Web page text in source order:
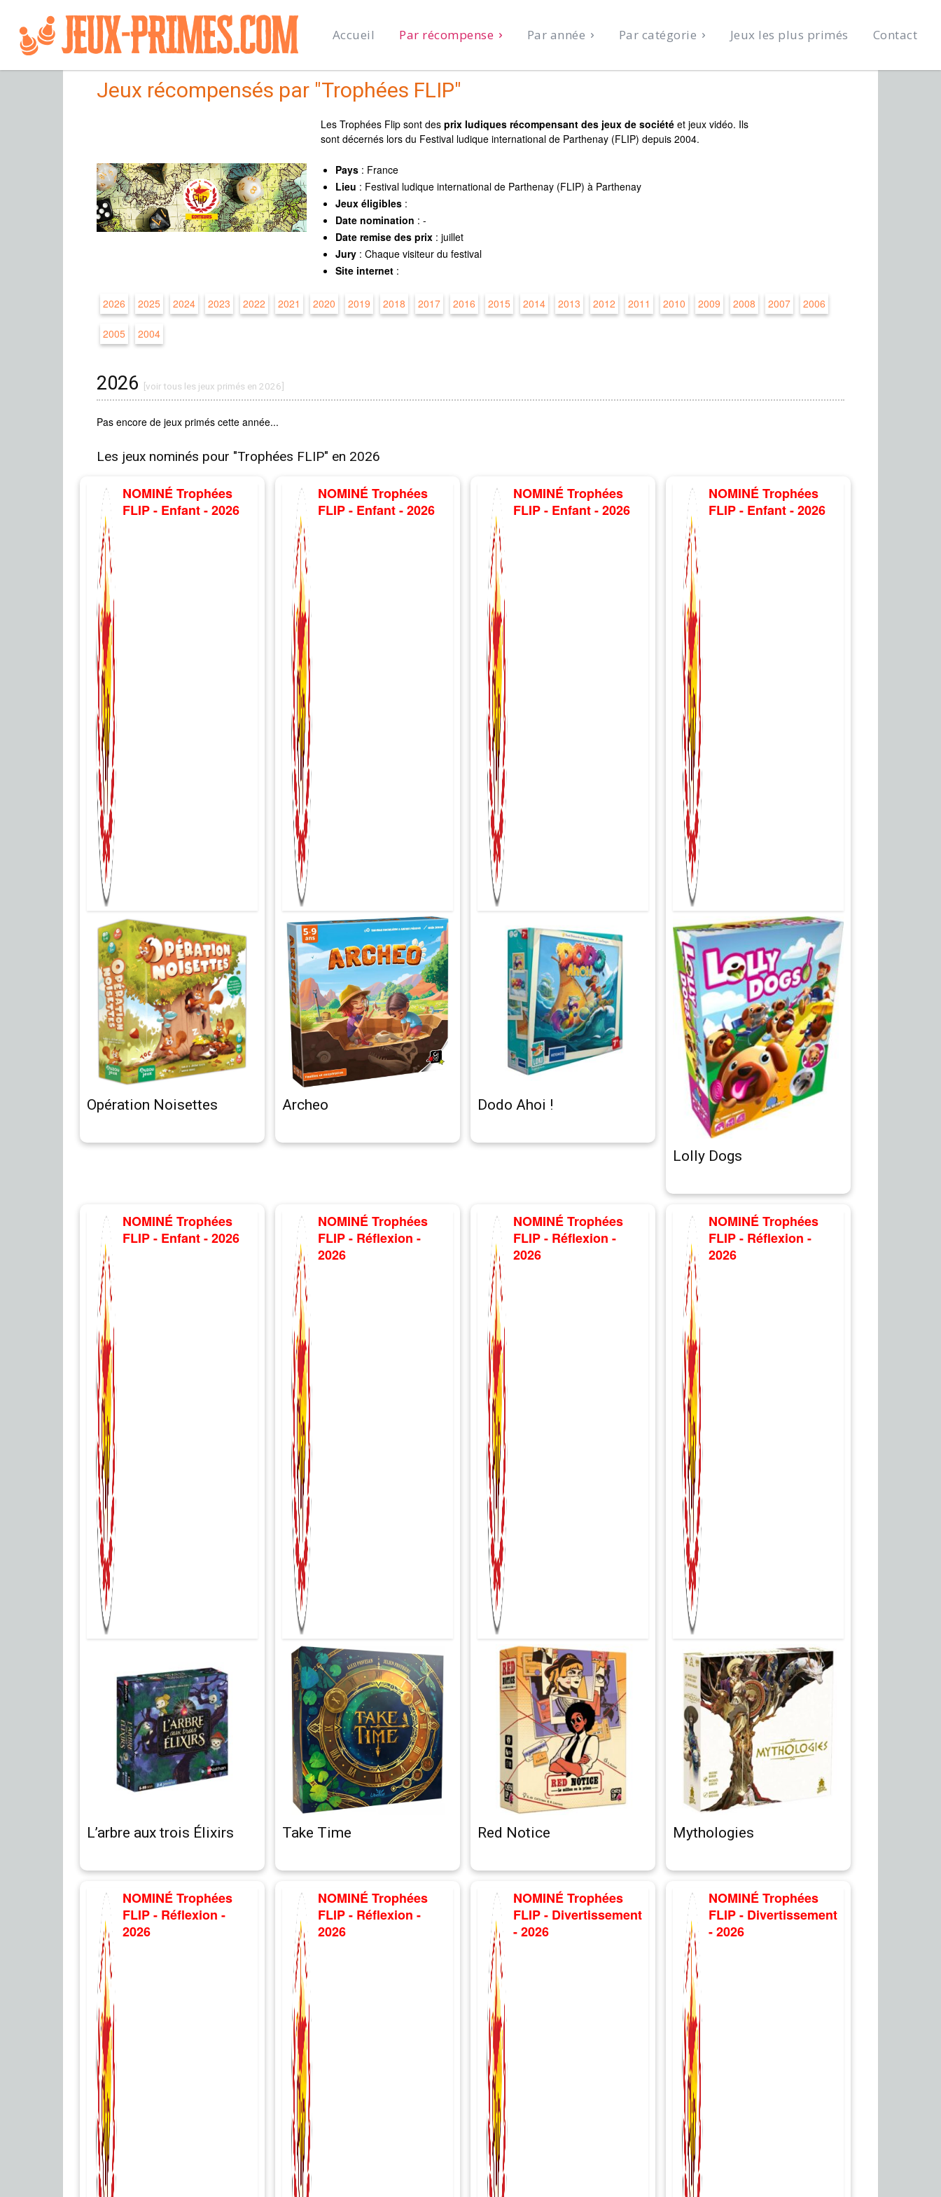
Accueil Par récompense Par année Par catégorie Jeux les plus primés Contact
Jeux récompensés par "Trophées FLIP"
Les Trophées Flip sont desprix ludiques récompensant des jeux de société et jeux vidéo. Ils
sont décernés lors du Festival ludique international de Parthenay (FLIP) depuis 2004.
Pays : France
Lieu : Festival ludique international de Parthenay (FLIP) à Parthenay
Jeux éligibles :
Date nomination : -
Date remise des prix : juillet
Jury : Chaque visiteur du festival
Site internet :
2026 2025 2024 2023 2022 2021 2020 2019 2018 2017 2016 2015 2014 2013 2012 2011 2010 2009 2008 2007 2006
2005 2004
2026 [voir tous les jeux primés en 2026]
Pas encore de jeux primés cette année...
Les jeux nominés pour "Trophées FLIP" en 2026
NOMINÉ Trophées
FLIP - Enfant - 2026
Opération Noisettes
NOMINÉ Trophées
FLIP - Enfant - 2026
Archeo
NOMINÉ Trophées
FLIP - Enfant - 2026
Dodo Ahoi !
NOMINÉ Trophées
FLIP - Enfant - 2026
Lolly Dogs
NOMINÉ Trophées
FLIP - Enfant - 2026
L’arbre aux trois Élixirs
NOMINÉ Trophées
FLIP - Réflexion -
2026
Take Time
NOMINÉ Trophées
FLIP - Réflexion -
2026
Red Notice
NOMINÉ Trophées
FLIP - Réflexion -
2026
Mythologies
NOMINÉ Trophées
FLIP - Réflexion -
2026
NOMINÉ Trophées
FLIP - Réflexion -
2026
NOMINÉ Trophées
FLIP - Divertissement
- 2026
NOMINÉ Trophées
FLIP - Divertissement
- 2026